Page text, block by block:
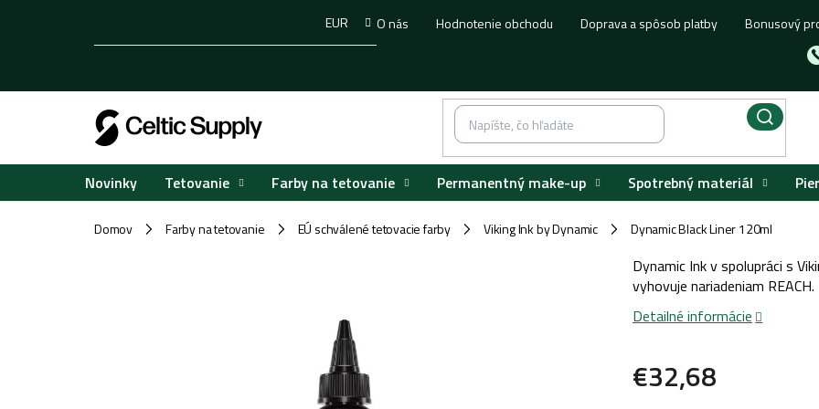
O nás Hodnotenie obchodu Doprava a spôsob platby Bonusový
EUR
Novinky Tetovanie Farby na tetovanie Permanentný make-up Spotrebný materiál
Domov / Farby na tetovanie / EÚ schválené tetovacie farby / Viking Ink by Dynamic / Dynamic Black Liner 120ml
€32,68
Dynamic Ink v spolupráci s
vyhovuje nariadeniam REACH.
Detailné informácie